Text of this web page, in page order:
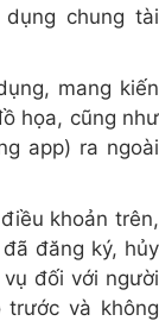
chung tài
mang kiến
họa, cũng như
app) ra ngoài
khoản trên,
đăng ký, hủy
đối với người
trước và không